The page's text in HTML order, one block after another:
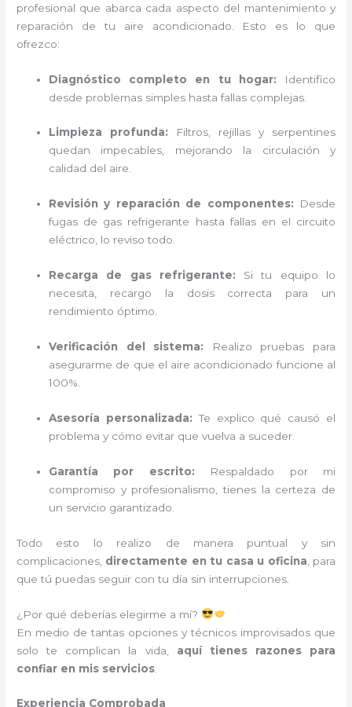
profesional que abarca cada aspecto del mantenimiento y
reparación de tu aire acondicionado. Esto es lo que
ofrezco:
Diagnóstico completo en tu hogar: Identifico
desde problemas simples hasta fallas complejas.
Limpieza profunda: Filtros, rejillas y serpentines
quedan impecables, mejorando la circulación y
calidad del aire.
Revisión y reparación de componentes: Desde
fugas de gas refrigerante hasta fallas en el circuito
eléctrico, lo reviso todo.
Recarga de gas refrigerante: Si tu equipo lo
necesita, recargo la dosis correcta para un
rendimiento óptimo.
Verificación del sistema: Realizo pruebas para
asegurarme de que el aire acondicionado funcione al
100%.
Asesoría personalizada: Te explico qué causó el
problema y cómo evitar que vuelva a suceder.
Garantía por escrito: Respaldado por mi
compromiso y profesionalismo, tienes la certeza de
un servicio garantizado.
Todo esto lo realizo de manera puntual y sin
complicaciones, directamente en tu casa u oficina , para
que tú puedas seguir con tu día sin interrupciones.
¿Por qué deberías elegirme a mí?
En medio de tantas opciones y técnicos improvisados que
solo te complican la vida, aquí tienes razones para
confiar en mis servicios:
Experiencia Comprobada